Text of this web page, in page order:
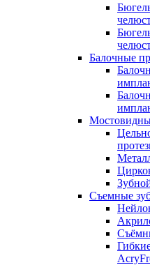
Балочные
Съемные